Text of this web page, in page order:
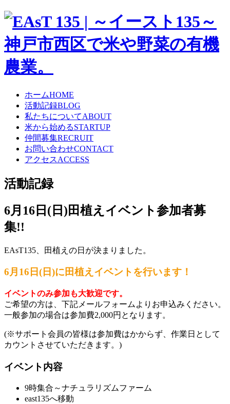
ホームHOME
活動記録BLOG
私たちについてABOUT
米から始めるSTARTUP
仲間募集RECRUIT
お問い合わせCONTACT
アクセスACCESS
活動記録
6月16日(日)田植えイベント参加者募
集!!
EAsT135、田植えの日が決まりました。
6月16日(日)に田植えイベントを行います！
イベントのみ参加も大歓迎です。
ご希望の方は、下記メールフォームよりお申込みください。
一般参加の場合は参加費2,000円となります。
(※サポート会員の皆様は参加費はかからず、作業日として
カウントさせていただきます。)
イベント内容
9時集合～ナチュラリズムファーム
east135へ移動